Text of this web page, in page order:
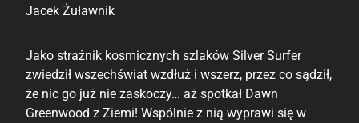
Jacek Żuławnik
Jako strażnik kosmicznych szlaków Silver Surfer
zwiedził wszechświat wzdłuż i wszerz, przez co sądził,
że nic go już nie zaskoczy… aż spotkał Dawn
Greenwood z Ziemi! Wspólnie z nią wyprawi się w